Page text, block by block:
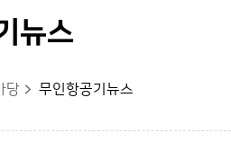
뉴스
당 무인항공기뉴스